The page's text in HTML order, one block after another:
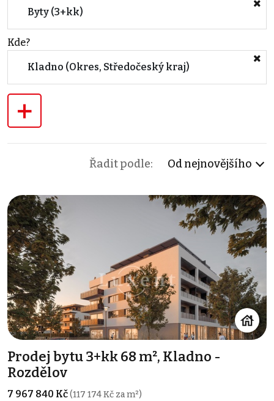
Byty (3+kk)
Kde?
Kladno (Okres, Středočeský kraj)
+
Řadit podle: Od nejnovějšího
Prodej bytu 3+kk 68 m², Kladno -
Rozdělov
7 967 840 Kč(117 174 Kč za m²)